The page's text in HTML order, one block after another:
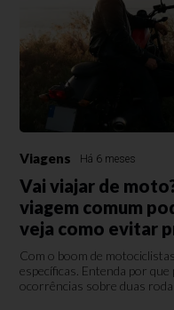
Viagens Há 6 meses
Vai viajar de
viagem comum
veja como evitar
Com o boom de
específicas. Entenda por
ocorrências sobre duas